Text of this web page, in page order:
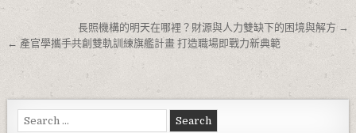
文章導覽長照機構的明天在哪裡？財源與人力雙缺下的困境與解方 →
← 產官學攜手共創雙軌訓練旗艦計畫 打造職場即戰力新典範
Search for: